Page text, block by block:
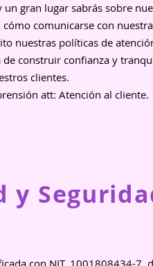
gran lugar sabrás sobre
comunicarse con
nuestras políticas de
construir confianza y
clientes.
att: Atención al cliente.
y